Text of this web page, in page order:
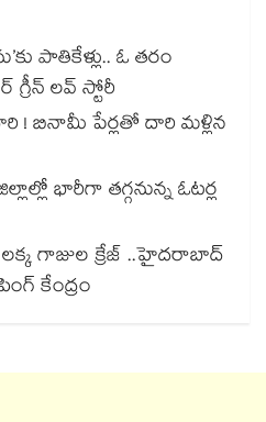
పాతికేళ్లు.. ఓ తరం
లవ్ స్టోరీ
దారి ! బినామీ పేర్లతో దారి మళ్లిన
భారీగా తగ్గనున్న ఓటర్ల
గాజుల క్రేజ్ ..హైదరాబాద్
కేంద్రం